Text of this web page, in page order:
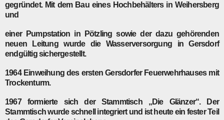
gegründet. Mit dem Bau eines Hochbehälters in Weihersberg
und
einer Pumpstation in Pötzling sowie der dazu gehörenden
neuen Leitung wurde die Wasserversorgung in Gersdorf
endgültig sichergestellt.
1964Einweihung des ersten Gersdorfer Feuerwehrhauses mit
Trockenturm.
1967 formierte sich der Stammtisch „Die Glänzer“. Der
Stammtisch wurde schnell integriert und ist heute ein fester Teil